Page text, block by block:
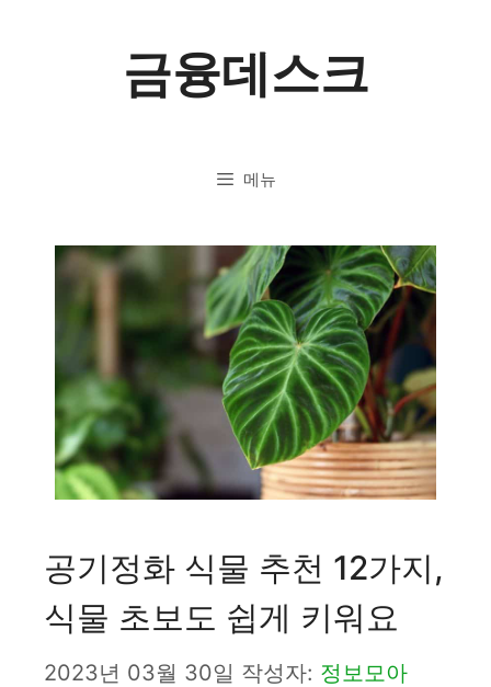
금융데스크
메뉴
공기정화 식물 추천 12가지,
식물 초보도 쉽게 키워요
2023년 03월 30일 작성자: 정보모아